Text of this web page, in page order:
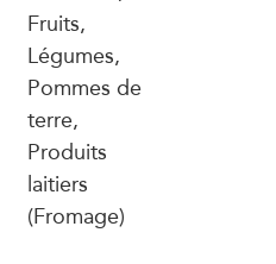
Fruits,
Légumes,
Pommes de
terre,
Produits
laitiers
(Fromage)